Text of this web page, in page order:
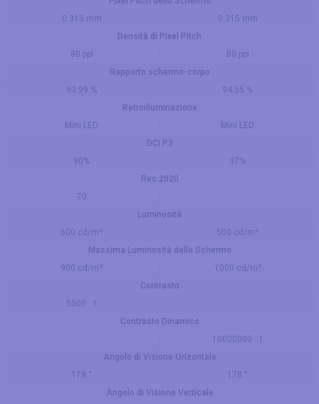
0.315 mm
0.315 mm
Densità di Pixel Pitch
80 ppi
80 ppi
Rapporto schermo-corpo
93.99 %
94.55 %
Retroilluminazione
Mini LED
Mini LED
DCI P3
90%
97%
Rec.2020
70
Luminosità
600 cd/m²
500 cd/m²
Massima Luminosità dello Schermo
900 cd/m²
1000 cd/m²
Contrasto
5500 : 1
Contrasto Dinamico
10000000 : 1
Angolo di Visione Orizontale
178 °
178 °
Angolo di Visione Verticale